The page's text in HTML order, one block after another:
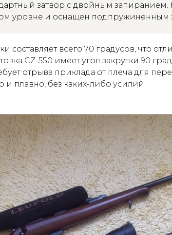
затвор с двойным запиранием.
уровне и оснащен подпружиненным
составляет всего 70 градусов, что
CZ-550 имеет угол закрутки 90
отрыва приклада от плеча для
и плавно, без каких-либо усилий.